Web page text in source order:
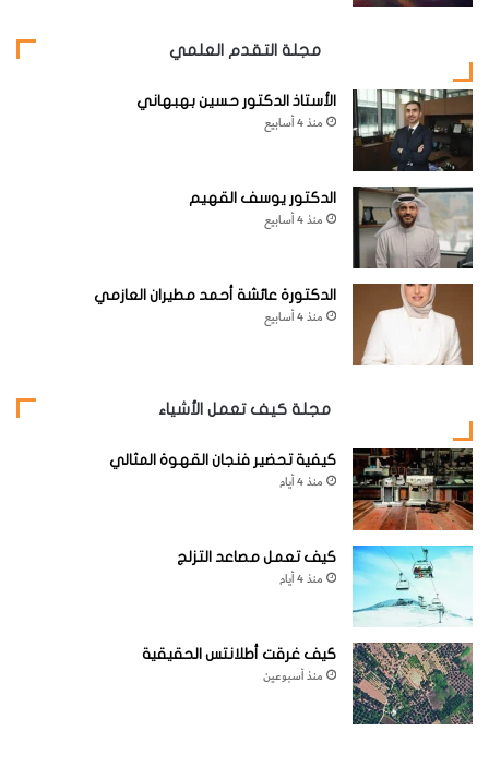
مجلة التقدم العلمي
الأستاذ الدكتور حسين بهبهاني
منذ 4 أسابيع
الدكتور يوسف القهيم
منذ 4 أسابيع
الدكتورة عائشة أحمد مطيران العازمي
منذ 4 أسابيع
مجلة كيف تعمل الأشياء
كيفية تحضير فنجان القهوة المثالي
منذ 4 أيام
كيف تعمل مصاعد التزلج
منذ 4 أيام
كيف غرقت أطلانتس الحقيقية
منذ أسبوعين